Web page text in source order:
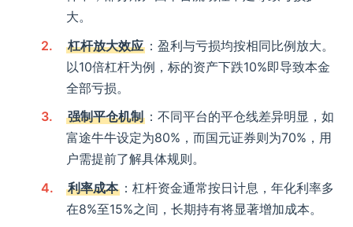
大。
杠杆放大效应 ：盈利与亏损均按相同比例放大。
以10倍杠杆为例，标的资产下跌10%即导致本金
全部亏损。
强制平仓机制 ：不同平台的平仓线差异明显，如
富途牛牛设定为80%，而国元证券则为70%，用
户需提前了解具体规则。
利率成本 ：杠杆资金通常按日计息，年化利率多
在8%至15%之间，长期持有将显著增加成本。